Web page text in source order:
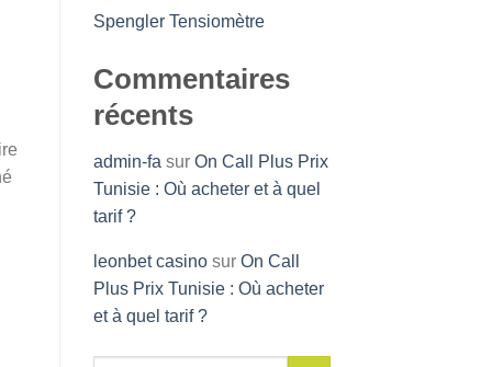
Spengler Tensiomètre
Commentaires
récents
admin-fa sur On Call Plus Prix
Tunisie : Où acheter et à quel
tarif ?
leonbet casinosur On Call
Plus Prix Tunisie : Où acheter
et à quel tarif ?